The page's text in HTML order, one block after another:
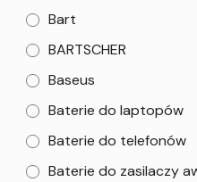
Bart
BARTSCHER
Baseus
Baterie do laptopów
Baterie do telefonów
Baterie do zasilaczy